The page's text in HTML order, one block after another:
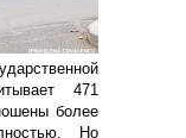
471
более
Но